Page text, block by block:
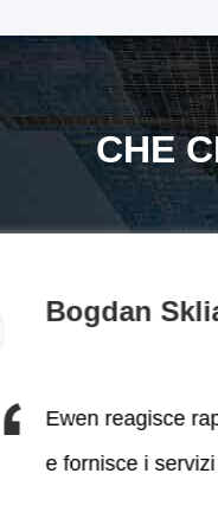
CHE
Bogdan
Ewen reagisce
e fornisce i